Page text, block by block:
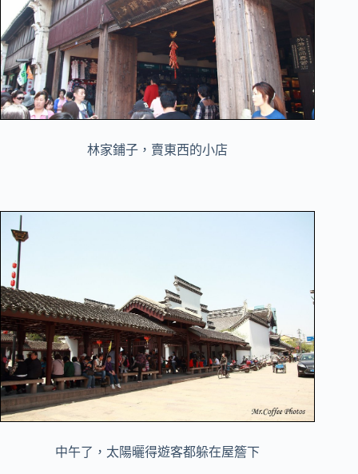
林家鋪子，賣東西的小店
中午了，太陽曬得遊客都躲在屋簷下